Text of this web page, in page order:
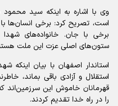
وی با اشاره به اینکه سید
است، تصریح کرد: برخی انسان‌ها با
برخی با جان. خانواده‌های شهدا
ستون‌های اصلی عزت این ملت
استاندار اصفهان با بیان اینکه
استقلال و آزادی باقی بماند،
قهرمانان خاموش این سرزمین‌اند
را در راه خدا تقدیم کردند.